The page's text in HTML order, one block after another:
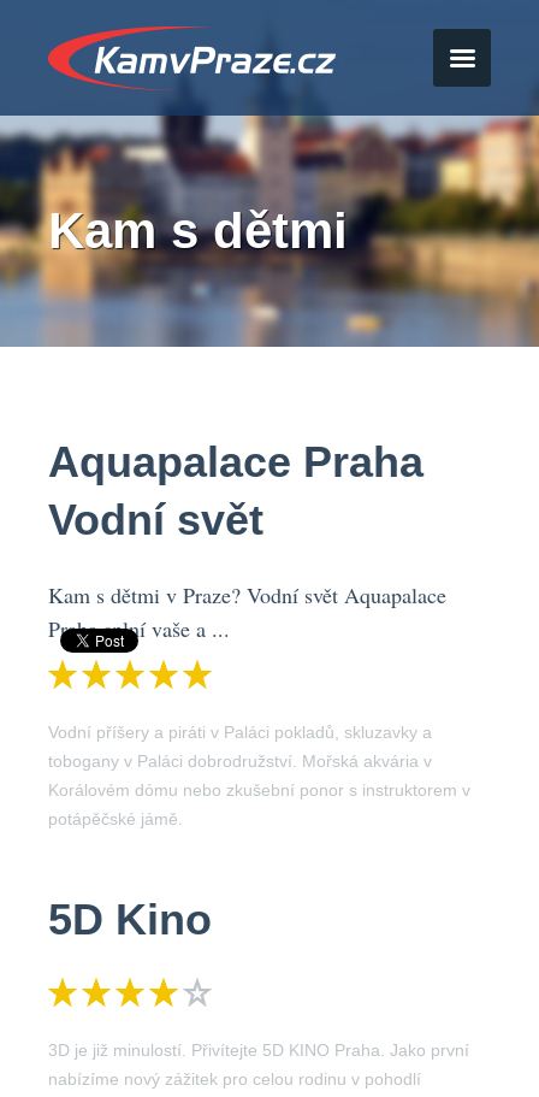
Kam s dětmi
Aquapalace Praha
Vodní svět
Kam s dětmi v Praze? Vodní svět Aquapalace
Praha splní vaše a ...
Vodní příšery a piráti v Paláci pokladů, skluzavky a
tobogany v Paláci dobrodružství. Mořská akvária v
Korálovém dómu nebo zkušební ponor s instruktorem v
potápěčské jámě.
5D Kino
3D je již minulostí. Přivítejte 5D KINO Praha. Jako první
nabízíme nový zážitek pro celou rodinu v pohodlí